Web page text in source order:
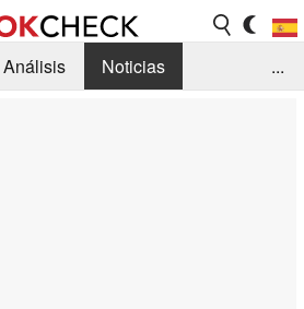
Análisis
Noticias
...